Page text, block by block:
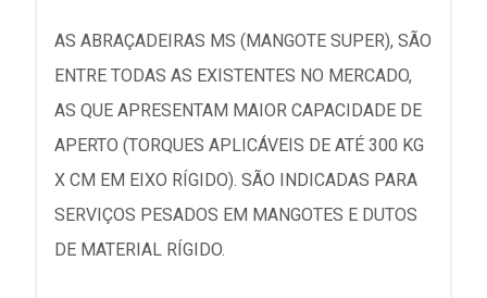
AS ABRAÇADEIRAS MS (MANGOTE SUPER), SÃO
ENTRE TODAS AS EXISTENTES NO MERCADO,
AS QUE APRESENTAM MAIOR CAPACIDADE DE
APERTO (TORQUES APLICÁVEIS DE ATÉ 300 KG
X CM EM EIXO RÍGIDO). SÃO INDICADAS PARA
SERVIÇOS PESADOS EM MANGOTES E DUTOS
DE MATERIAL RÍGIDO.